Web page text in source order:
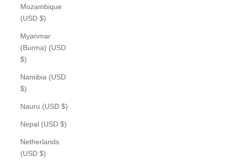
Mozambique
(USD $)
Myanmar
(Burma) (USD
$)
Namibia (USD
$)
Nauru (USD $)
Nepal (USD $)
Netherlands
(USD $)